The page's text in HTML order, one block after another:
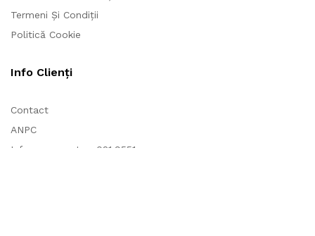
Termeni Și Condiții
Politică Cookie
Info Clienți
Contact
ANPC
Info consumator: 021.9551